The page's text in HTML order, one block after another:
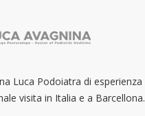
Luca Podoiatra di esperienza
visita in Italia e a Barcellona.